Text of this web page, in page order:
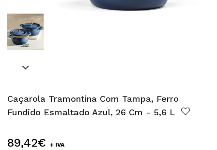
Caçarola Tramontina Com Tampa, Ferro
Fundido Esmaltado Azul, 26 Cm - 5,6 L
89,42€ + IVA